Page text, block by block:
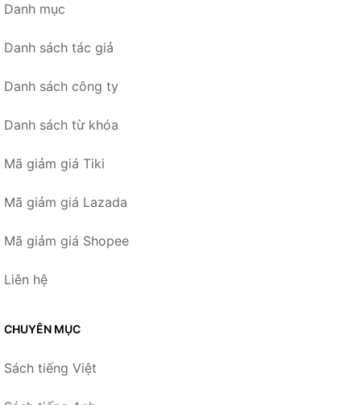
Danh mục
Danh sách tác giả
Danh sách công ty
Danh sách từ khóa
Mã giảm giá Tiki
Mã giảm giá Lazada
Mã giảm giá Shopee
Liên hệ
CHUYÊN MỤC
Sách tiếng Việt